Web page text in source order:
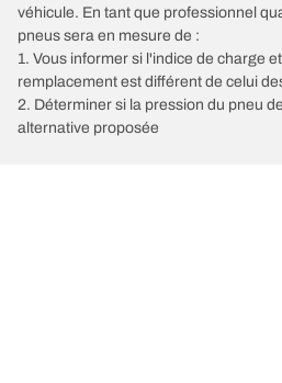
véhicule. En tant que professionnel
pneus sera en mesure de :
1. Vous informer si l'indice de charge
remplacement est différent de celui
2. Déterminer si la pression du pneu
alternative proposée